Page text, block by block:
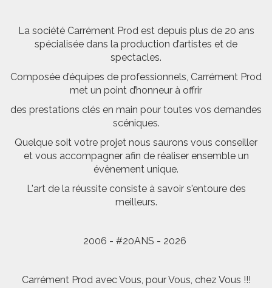
La société Carrément Prod est depuis plus de 20 ans
spécialisée dans la production d’artistes et de
spectacles.
Composée d’équipes de professionnels, Carrément Prod
met un point d’honneur à offrir
des prestations clés en main pour toutes vos demandes
scéniques.
Quelque soit votre projet nous saurons vous conseiller
et vous accompagner afin de réaliser ensemble un
évènement unique.
L'art de la réussite consiste à savoir s'entoure des
meilleurs.
2006 - #20ANS - 2026
Carrément Prod avec Vous, pour Vous, chez Vous !!!